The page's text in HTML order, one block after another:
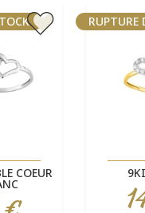
COEUR

Prix
RUPTURE